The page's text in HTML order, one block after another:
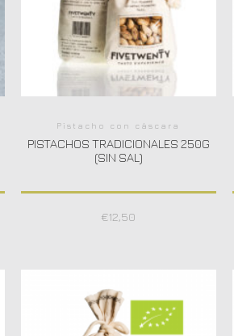
Pistacho con cáscara
PISTACHOS TRADICIONALES 250G
(SIN SAL)
€12,50